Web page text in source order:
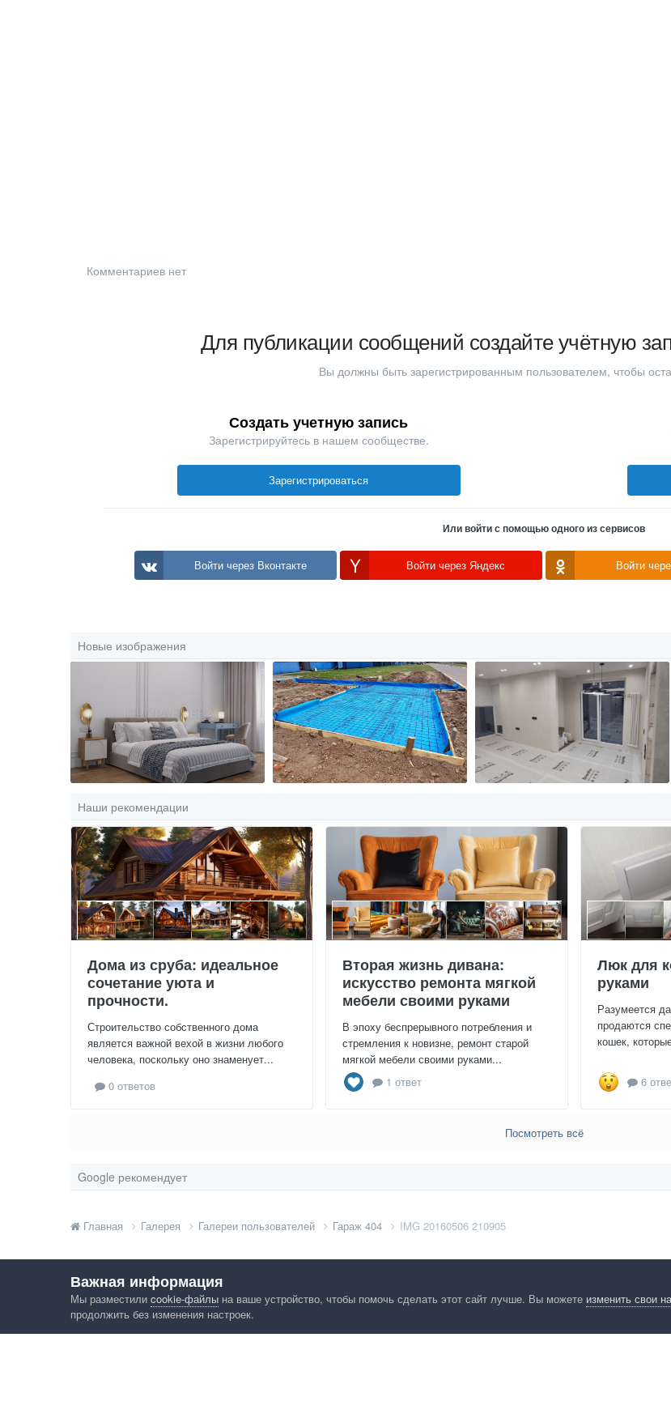
Комментариев нет
Для публикации сообщений создайте учётную
Вы должны быть зарегистрированным пользователем, чтобы
Создать учетную запись
Зарегистрируйтесь в нашем сообществе.
Зарегистрироваться
Или войти с помощью одного из сервисов
Войти через Вконтакте Войти через Яндекс Войти
Новые изображения
Наши рекомендации
Дома из сруба: идеальное
сочетание уюта и
прочности.
Строительство собственного дома
является важной вехой в жизни любого
человека, поскольку оно знаменует...
0 ответов
Вторая жизнь дивана:
искусство ремонта мягкой
мебели своими руками
В эпоху беспрерывного потребления и
стремления к новизне, ремонт старой
мягкой мебели своими руками...
1 ответ
Люк для
руками
Разумеется
продаются
кошек,
6
Посмотреть всё
Google рекомендует
Главная Галерея Галереи пользователей Гараж 404 IMG 20160506 210905
Язык Конфиденциальность Обратная связь Cookies Правила
Важная информация
Мы разместили cookie-файлы на ваше устройство, чтобы помочь сделать этот сайт лучше. Вы можете изменить свои
продолжить без изменения настроек.